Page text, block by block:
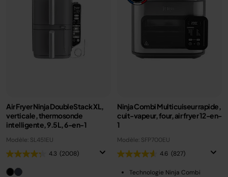
Air Fryer Ninja DoubleStack XL,
verticale, thermosonde
intelligente, 9.5L, 6-en-1
Modèle: SL451EU
4.3 (2008)
Ninja Combi Multicuiseur rapide,
cuit-vapeur, four, air fryer 12-en-
1
Modèle: SFP700EU
4.6 (827)
Technologie Ninja Combi